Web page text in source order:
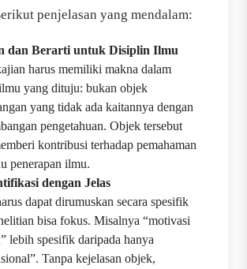
penjelasan yang mendalam:
dan Berarti untuk Disiplin Ilmu
harus memiliki makna dalam
yang dituju: bukan objek
yang tidak ada kaitannya dengan
pengetahuan. Objek tersebut
kontribusi terhadap pemahaman
penerapan ilmu.
dengan Jelas
dapat dirumuskan secara spesifik
bisa fokus. Misalnya “motivasi
lebih spesifik daripada hanya
Tanpa kejelasan objek,